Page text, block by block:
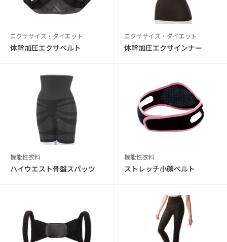
エクササイズ・ダイエット
体幹加圧エクサベルト
エクササイズ・ダイエット
体幹加圧エクサインナー
機能性衣料
ハイウエスト骨盤スパッツ
機能性衣料
ストレッチ小顔ベルト